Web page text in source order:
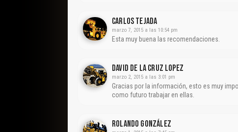
Carlos Tejada
marzo 7, 2015 a las 10:54 pm
Esta muy buena las recomendaciones.
David De La Cruz Lopez
marzo 2, 2015 a las 3:01 pm
Gracias por la información, esto es muy
como futuro trabajar en ellas.
Rolando González